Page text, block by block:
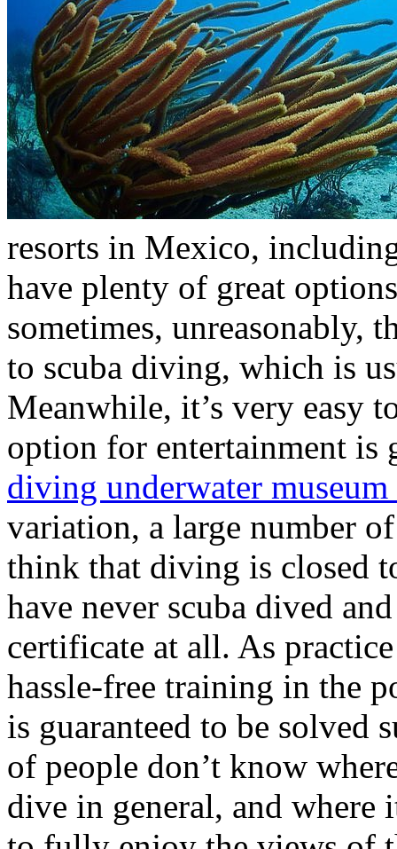
resorts in Mexico,
have plenty of great
sometimes, unreasonably,
to scuba diving, which is
Meanwhile, it’s very easy
option for entertainment is
diving underwater museum
variation, a large number
think that diving is closed
have never scuba dived
certificate at all. As
hassle-free training in the
is guaranteed to be solved
of people don’t know
dive in general, and